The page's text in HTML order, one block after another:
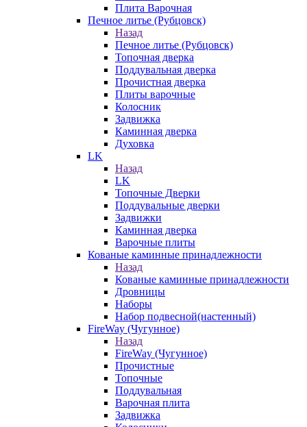
Плита Варочная
Печное литье (Рубцовск)
Назад
Печное литье (Рубцовск)
Топочная дверка
Поддувальная дверка
Прочистная дверка
Плиты варочные
Колосник
Задвижка
Каминная дверка
Духовка
LK
Назад
LK
Топочные Дверки
Поддувальные дверки
Задвижки
Каминная дверка
Варочные плиты
Кованые каминные принадлежности
Назад
Кованые каминные принадлежности
Дровницы
Наборы
Набор подвесной(настенный)
FireWay (Чугунное)
Назад
FireWay (Чугунное)
Прочистные
Топочные
Поддувальная
Варочная плита
Задвижка